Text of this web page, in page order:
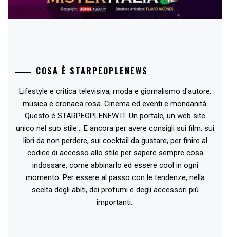
COSA È STARPEOPLENEWS
Lifestyle e critica televisiva, moda e giornalismo d'autore,
musica e cronaca rosa. Cinema ed eventi e mondanità.
Questo è STARPEOPLENEW.IT. Un portale, un web site
unico nel suo stile... E ancora per avere consigli sui film, sui
libri da non perdere, sui cocktail da gustare, per finire al
codice di accesso allo stile per sapere sempre cosa
indossare, come abbinarlo ed essere cool in ogni
momento. Per essere al passo con le tendenze, nella
scelta degli abiti, dei profumi e degli accessori più
importanti..